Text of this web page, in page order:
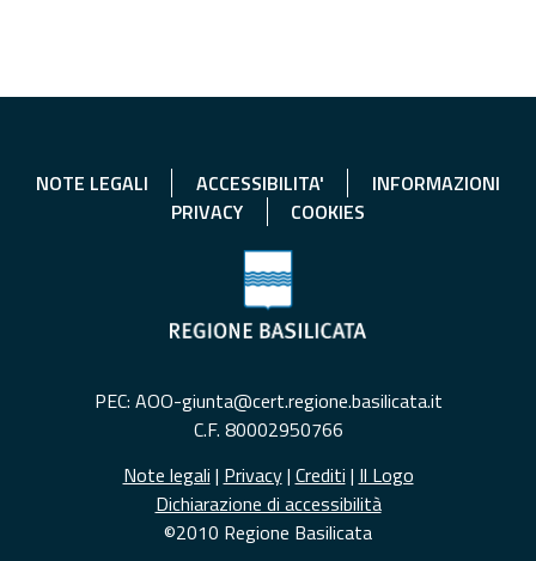
NOTE LEGALI ACCESSIBILITA'
INFORMAZIONI
PRIVACY
COOKIES
PEC: AOO-giunta@cert.regione.basilicata.it
C.F. 80002950766
Note legali | Privacy| Crediti | Il Logo
Dichiarazione di accessibilità
©2010 Regione Basilicata